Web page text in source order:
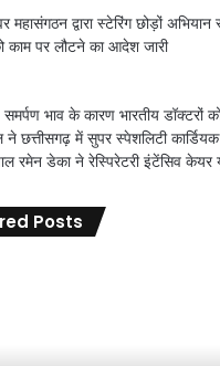
महासंगठन द्वारा स्टेरिंग छोड़ों
काम पर लौटने का आदेश जारी
समर्पण भाव के कारण भारतीय डॉक्टरों
ने छत्तीसगढ़ में सुपर स्पेशलिटी
रमेन डेका ने रेस्पिरेटरी इंटेंसिव केयर
Posts